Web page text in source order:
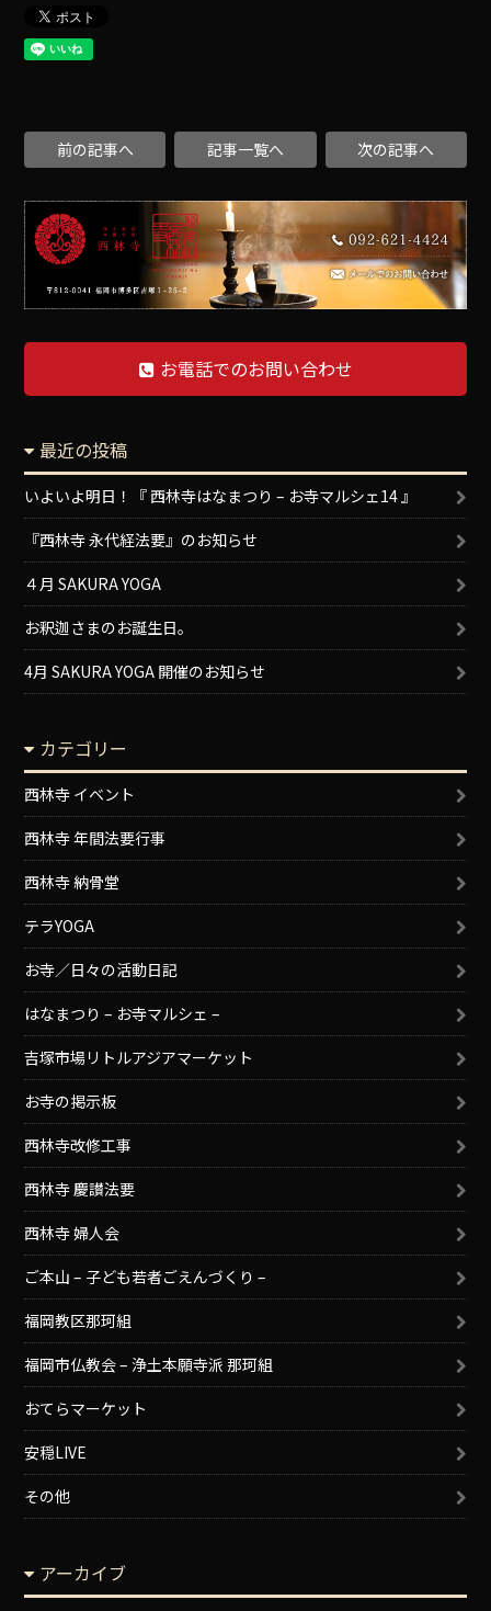
前の記事へ 記事一覧へ 次の記事へ
お電話でのお問い合わせ
最近の投稿
いよいよ明日！『 西林寺はなまつり – お寺マルシェ14 』
『西林寺 永代経法要』のお知らせ
４月 SAKURA YOGA
お釈迦さまのお誕生日。
4月 SAKURA YOGA 開催のお知らせ
カテゴリー
西林寺 イベント
西林寺 年間法要行事
西林寺 納骨堂
テラYOGA
お寺／日々の活動日記
はなまつり – お寺マルシェ –
吉塚市場リトルアジアマーケット
お寺の掲示板
西林寺改修工事
西林寺 慶讃法要
西林寺 婦人会
ご本山 – 子ども若者ごえんづくり –
福岡教区那珂組
福岡市仏教会 – 浄土本願寺派 那珂組
おてらマーケット
安穏LIVE
その他
アーカイブ